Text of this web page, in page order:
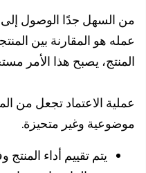
جدًا الوصول إلى
هو المقارنة بين المنتجات.
يصبح هذا الأمر مستحيلاً.
الاعتماد تجعل من
وغير متحيزة.
يتم تقييم أداء المنتج وفقًا